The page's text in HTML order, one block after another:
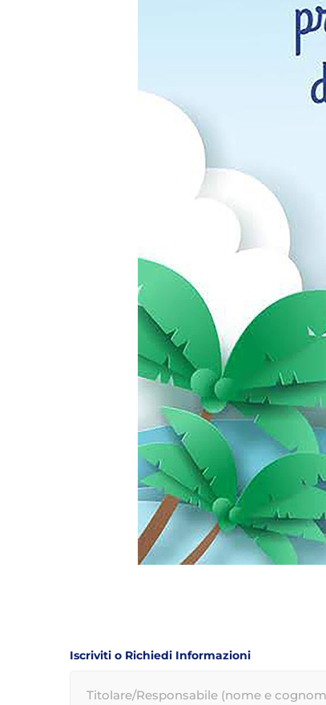
Iscriviti o Richiedi Informazioni